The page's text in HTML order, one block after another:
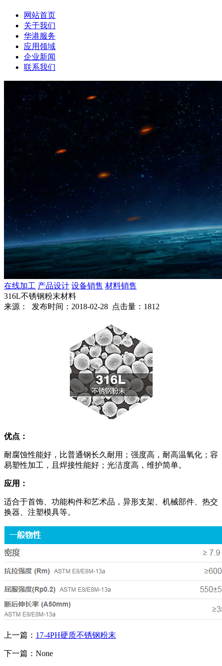
网站首页
关于我们
华港服务
应用领域
企业新闻
联系我们
在线加工 产品设计 设备销售 材料销售
316L不锈钢粉末材料
来源： 发布时间：2018-02-28 点击量：1812
优点：
耐腐蚀性能好，比普通钢长久耐用；强度高，耐高温氧化；容
易塑性加工，且焊接性能好；光洁度高，维护简单。
应用：
适合于首饰、功能构件和艺术品，异形支架、机械部件、热交
换器、注塑模具等。
上一篇： 17-4PH硬质不锈钢粉末
下一篇： None